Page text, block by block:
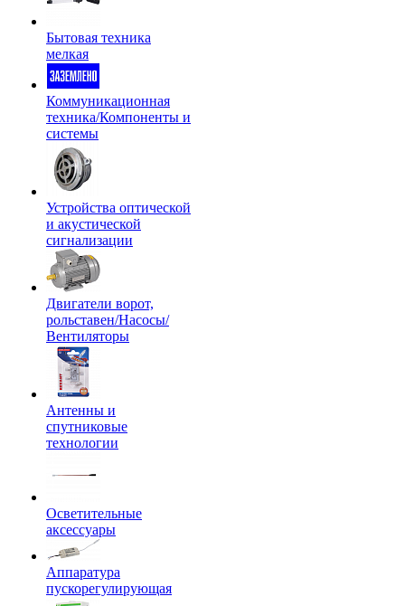
Бытовая техника
мелкая
Коммуникационная
техника/Компоненты и
системы
Устройства оптической
и акустической
сигнализации
Двигатели ворот,
рольставен/Насосы/
Вентиляторы
Антенны и
спутниковые
технологии
Осветительные
аксессуары
Аппаратура
пускорегулирующая